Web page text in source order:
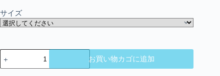
サイズ
JMC
Equinox
お買い物カゴに追加